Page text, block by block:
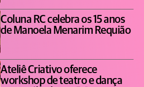
Coluna RC celebra os 15 anos
de Manoela Menarim Requião
Ateliê Criativo oferece
workshop de teatro e dança